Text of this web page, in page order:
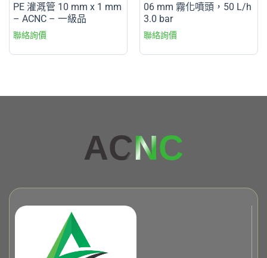
PE 灌溉管 10 mm x 1 mm
– ACNC – 一級品
06 mm 霧化噴頭，50 L/h
3.0 bar
ACNC